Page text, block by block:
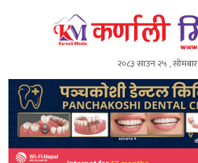
२०८३ साउन २५ , सोमबार